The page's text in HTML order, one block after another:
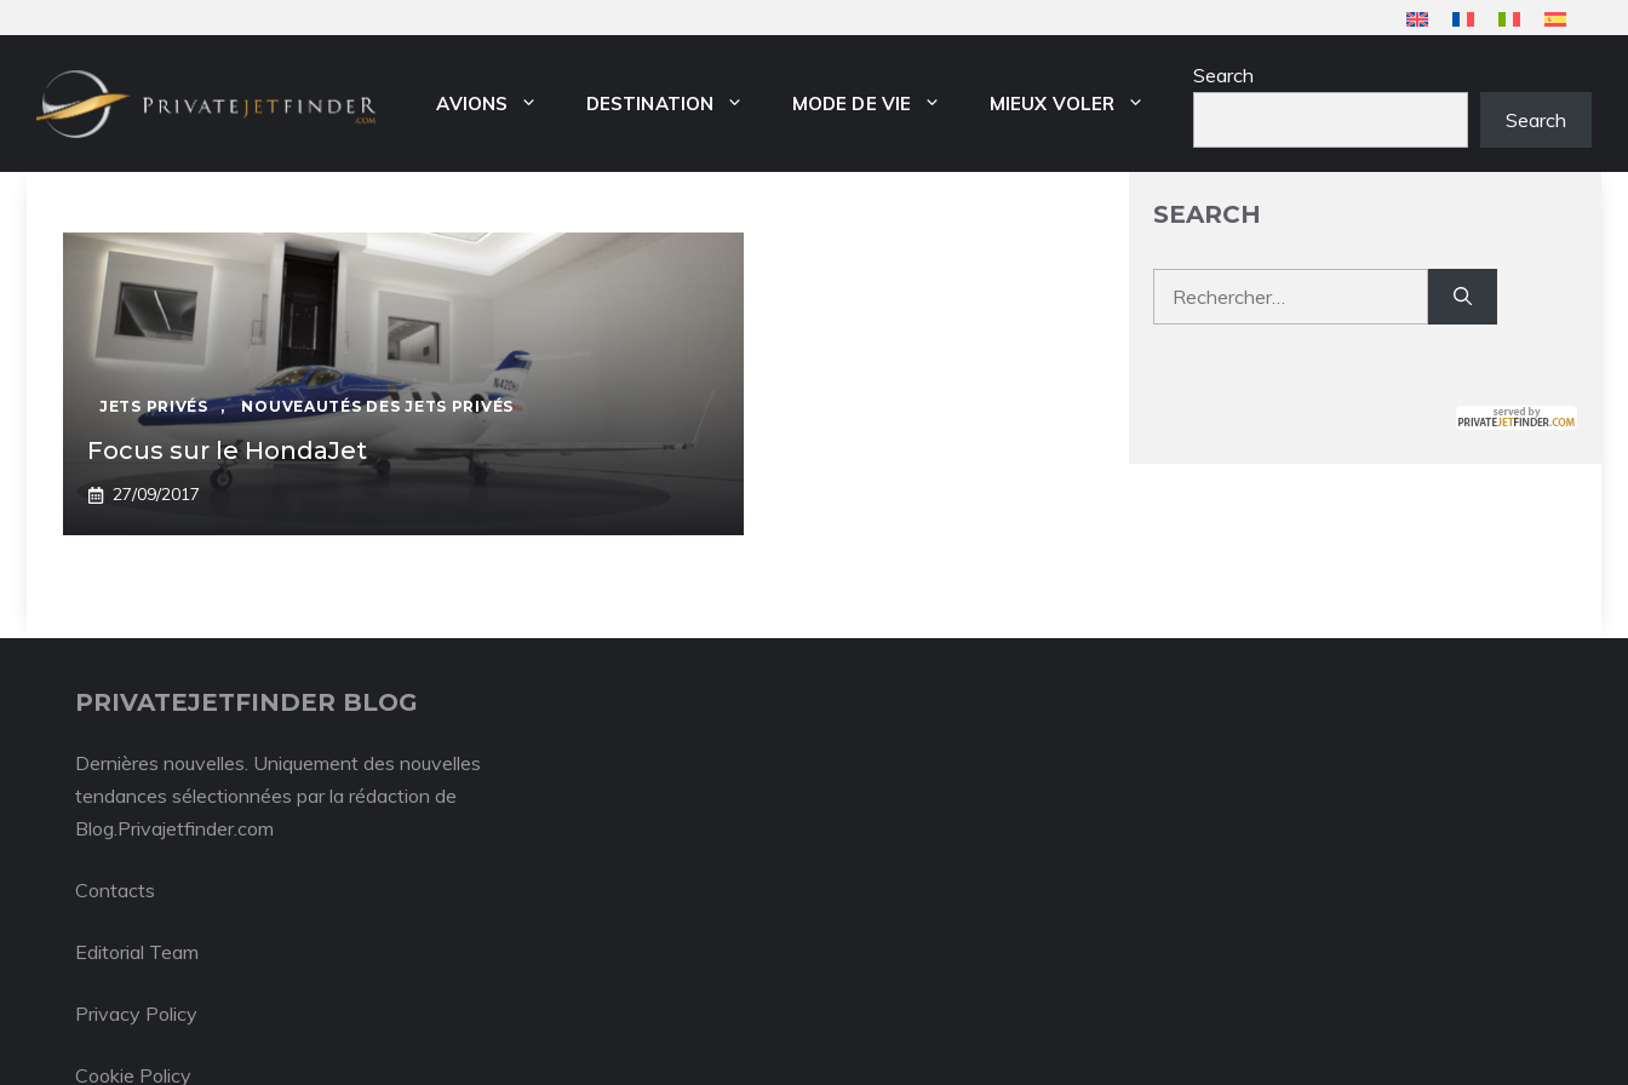
contenu
AVIONS DESTINATION MODE DE VIE MIEUX VOLER
Search
Search
JETS PRIVÉS , NOUVEAUTÉS DES JETS PRIVÉS
Focus sur le HondaJet
27/09/2017
SEARCH
PRIVATEJETFINDER BLOG
Dernières nouvelles. Uniquement des nouvelles
tendances sélectionnées par la rédaction de
Blog.Privajetfinder.com
Contacts
Editorial Team
Privacy Policy
Cookie Policy